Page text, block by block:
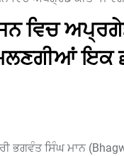
ਵਿਚ
ਇਕ
ਭਗਵੰਤ ਸਿੰਘ ਮਾਨ